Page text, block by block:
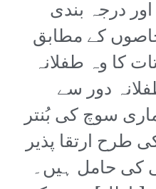
درجہ بندی
کے مطابق
کا وہ طفلانہ
دور سے
سوچ کی بُنتر
طرح ارتقا پذیر
کی حامل ہیں۔